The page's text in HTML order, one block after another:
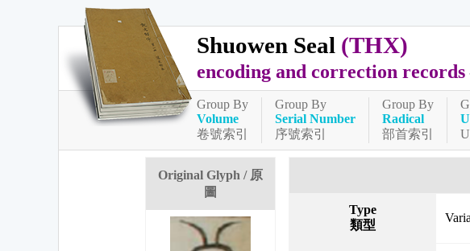
Shuowen Seal (THX)
encoding and correction records
Group By
Volume
卷號索引
Group By
Serial Number
序號索引
Group By
Radical
部首索引
Original Glyph / 原
圖
Type
類型